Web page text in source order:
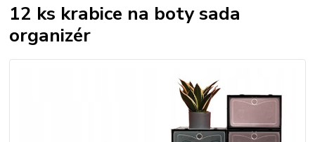
12 ks krabice na boty sada
organizér